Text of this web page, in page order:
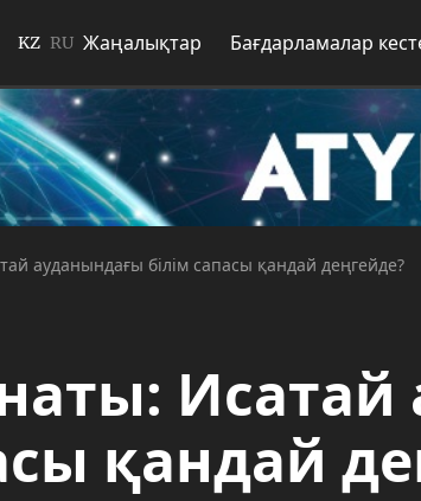
KZ RU Жаңалықтар Бағдарламалар
ауданындағы білім сапасы қандай деңгейде?
Исатай
қандай